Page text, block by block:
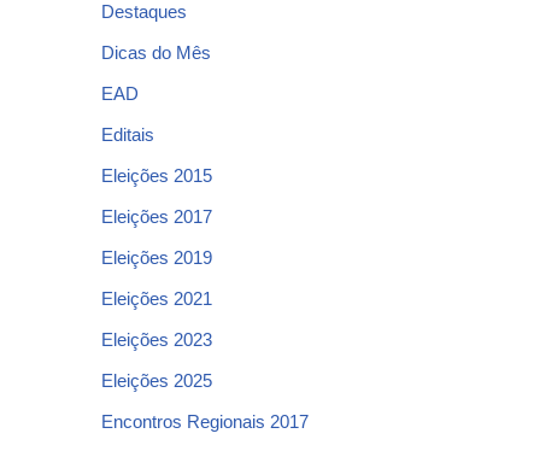
Destaques
Dicas do Mês
EAD
Editais
Eleições 2015
Eleições 2017
Eleições 2019
Eleições 2021
Eleições 2023
Eleições 2025
Encontros Regionais 2017